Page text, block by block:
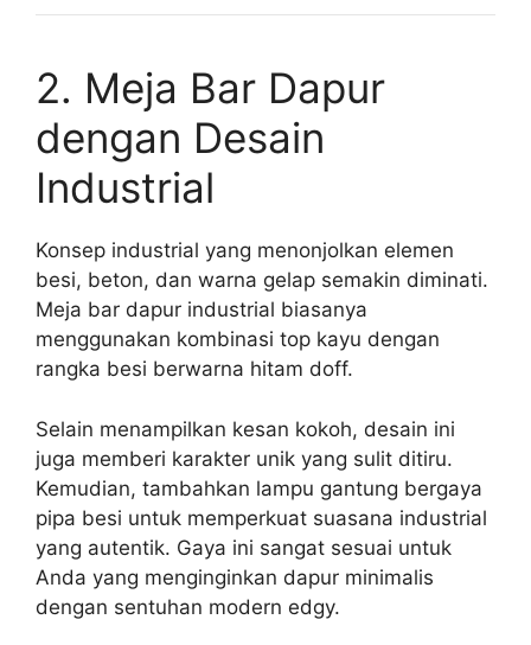
2. Meja Bar Dapur
dengan Desain
Industrial
Konsep industrial yang menonjolkan elemen
besi, beton, dan warna gelap semakin diminati.
Meja bar dapur industrial biasanya
menggunakan kombinasi top kayu dengan
rangka besi berwarna hitam doff.
Selain menampilkan kesan kokoh, desain ini
juga memberi karakter unik yang sulit ditiru.
Kemudian, tambahkan lampu gantung bergaya
pipa besi untuk memperkuat suasana industrial
yang autentik. Gaya ini sangat sesuai untuk
Anda yang menginginkan dapur minimalis
dengan sentuhan modern edgy.